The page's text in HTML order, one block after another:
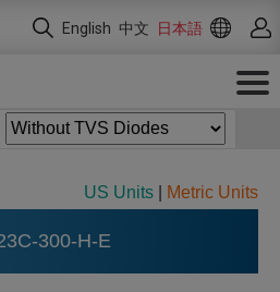
English 中文 日本語
US Units Metric Units
300-H-E